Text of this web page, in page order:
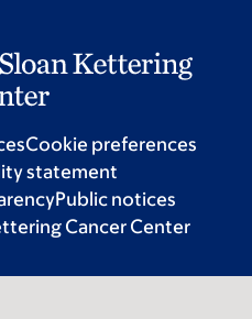
Cookie preferences
statement
Public notices
Cancer Center